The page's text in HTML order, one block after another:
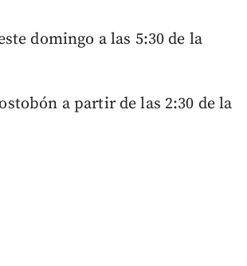
domingo a las 5:30 de la
a partir de las 2:30 de la